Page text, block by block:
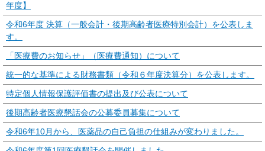
年度】
令和6年度 決算（一般会計・後期高齢者医療特別会計）を公表しま
す。
「医療費のお知らせ」（医療費通知）について
統一的な基準による財務書類（令和６年度決算分）を公表します。
特定個人情報保護評価書の提出及び公表について
後期高齢者医療懇話会の公募委員募集について
令和6年10月から、医薬品の自己負担の仕組みが変わりました。